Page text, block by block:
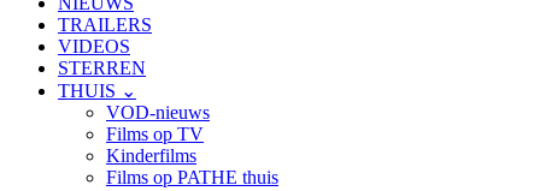
TRAILERS
VIDEOS
STERREN
THUIS ⌄
VOD-nieuws
Films op TV
Kinderfilms
Films op PATHE thuis